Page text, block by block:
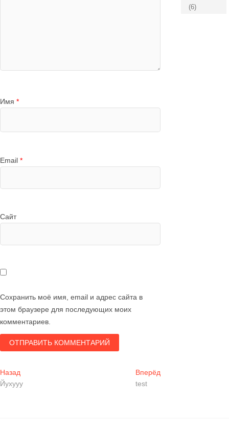
Имя *
Email *
Сайт
Сохранить моё имя, email и адрес сайта в
этом браузере для последующих моих
комментариев.
Навигация
по
Назад
запись:
Йухууу
ВперёдСледующая
test
(6)